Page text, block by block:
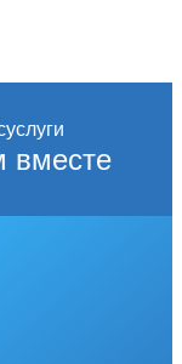
вместе